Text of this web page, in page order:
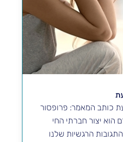
כותב המאמר: פרופסור
הוא יצור חברתי החי
הרגשיות שלנו